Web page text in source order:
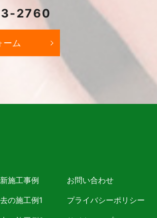
2760
ーム
施工事例
の施工例1
お問い合わせ
プライバシーポリシー